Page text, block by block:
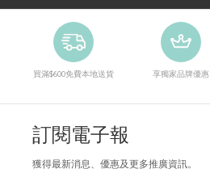
買滿$600免費本地送貨 享獨家品牌優惠
訂閱電子報
獲得最新消息、優惠及更多推廣資訊。